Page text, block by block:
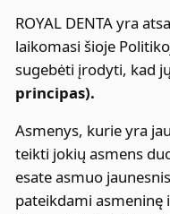
ROYAL DENTA yra
laikomasi šioje
sugebėti įrodyti, kad
principas).
Asmenys, kurie yra
teikti jokių asmens
esate asmuo
pateikdami